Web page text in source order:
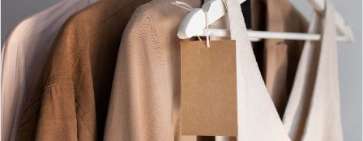
которые обычный человек посмотрит с
недоумением. Но самый интересный тренд этого
сезона был обращен к реальной жизни. Показы
доказали: истинная роскошь и мастерство стиля
заключаются не в эпатаже, а в виртуозном
владении базовыми вещами.
Как тонко подметила автор канала «Деловая